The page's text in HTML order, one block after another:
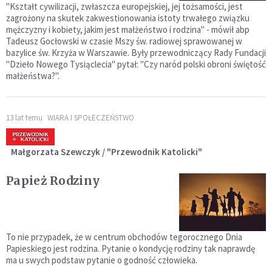
"Kształt cywilizacji, zwłaszcza europejskiej, jej tożsamości, jest
zagrożony na skutek zakwestionowania istoty trwałego związku
mężczyzny i kobiety, jakim jest małżeństwo i rodzina" - mówił abp
Tadeusz Gocłowski w czasie Mszy św. radiowej sprawowanej w
bazylice św. Krzyża w Warszawie. Były przewodniczący Rady Fundacji
"Dzieło Nowego Tysiąclecia" pytał: "Czy naród polski obroni świętość
małżeństwa?".
13 lat temu WIARA I SPOŁECZEŃSTWO
Małgorzata Szewczyk / "Przewodnik Katolicki"
Papież Rodziny
To nie przypadek, że w centrum obchodów tegorocznego Dnia
Papieskiego jest rodzina. Pytanie o kondycję rodziny tak naprawdę
ma u swych podstaw pytanie o godność człowieka.